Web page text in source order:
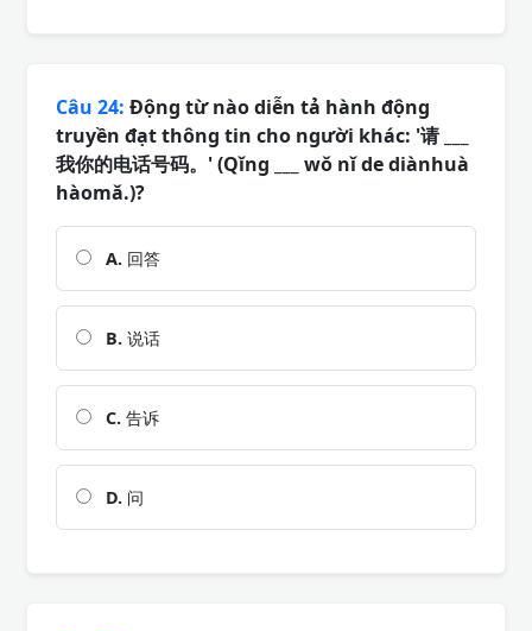
Câu 24: Động từ nào diễn tả hành động
truyền đạt thông tin cho người khác: '请 ___
我你的电话号码。' (Qǐng ___ wǒ nǐ de diànhuà
hàomǎ.)?
A. 回答
B. 说话
C. 告诉
D. 问